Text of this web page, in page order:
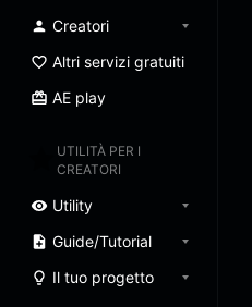
Creatori
Altri servizi gratuiti
AE play
UTILITÀ PER I
CREATORI
Utility
Guide/Tutorial
Il tuo progetto